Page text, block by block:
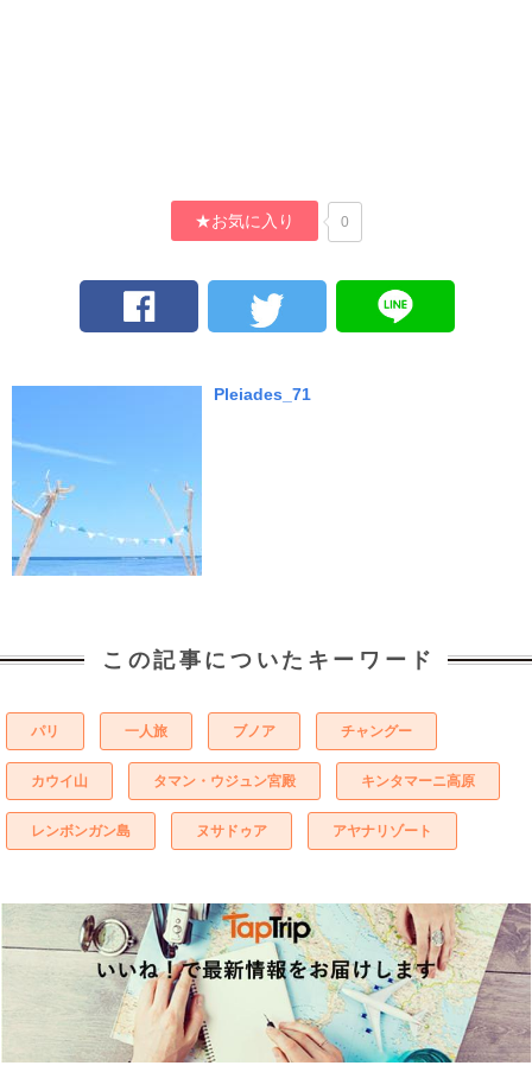
★お気に入り 0
Pleiades_71
この記事についたキーワード
パリ 一人旅 ブノア チャングー
カウイ山 タマン・ウジュン宮殿 キンタマーニ高原
レンボンガン島 ヌサドゥア アヤナリゾート